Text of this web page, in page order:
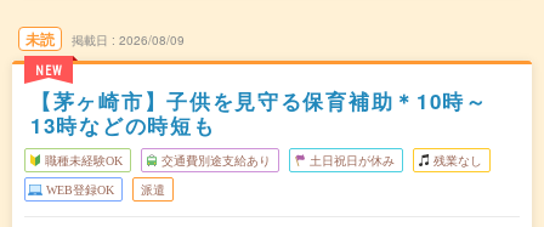
未読
NEW
掲載日 2026/08/09
【茅ヶ崎市】子供を見守る保育補助＊10時～
13時などの時短も
職種未経験OK 交通費別途支給あり 土日祝日が休み 残業なし
WEB登録OK 派遣